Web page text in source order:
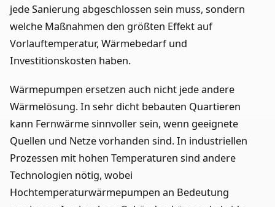
jede Sanierung abgeschlossen sein muss, sondern
welche Maßnahmen den größten Effekt auf
Vorlauftemperatur, Wärmebedarf und
Investitionskosten haben.
Wärmepumpen ersetzen auch nicht jede andere
Wärmelösung. In sehr dicht bebauten Quartieren
kann Fernwärme sinnvoller sein, wenn geeignete
Quellen und Netze vorhanden sind. In industriellen
Prozessen mit hohen Temperaturen sind andere
Technologien nötig, wobei
Hochtemperaturwärmepumpen an Bedeutung